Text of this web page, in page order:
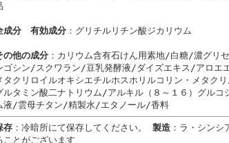
成分 有効成分：グリチルリチン酸ジカリウム
の他の成分：カリウム含有石けん用素地/白糖/濃グリ
ゴシン/スクワラン/豆乳発酵液/ダイズエキス/アロ
タクリロイルオキシエチルホスホリルコリン・メタク
ルタミン酸二ナトリウム/アルキル（８～１６）グル
液/雲母チタン/精製水/エタノール/香料
存：冷暗所にて保存してください。 製造：ラ・シンシ
ことがございます